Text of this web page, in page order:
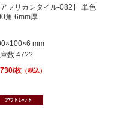
アフリカンタイル-082】 単色
角 6mm厚
mm
数 47??
730/枚 （税込）
アウトレット